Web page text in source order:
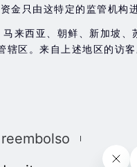
金只由这特定的监管机构进
来西亚、朝鲜、新加坡、
区。来自上述地区的访